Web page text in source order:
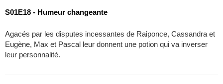
S01E18 - Humeur changeante
Agacés par les disputes incessantes de Raiponce, Cassandra et
Eugène, Max et Pascal leur donnent une potion qui va inverser
leur personnalité.